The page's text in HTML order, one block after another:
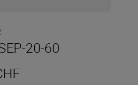
20-60